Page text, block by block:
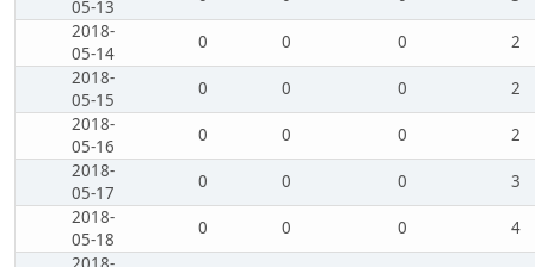
05-13
2018-
05-14
0 0 0
2
2018-
05-15
0 0 0
2
2018-
05-16
0 0 0
2
2018-
05-17
0 0 0
3
2018-
05-18
0 0 0
4